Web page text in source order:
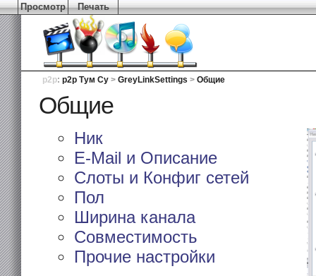
Просмотр Печать
p2p: p2p Тум Су > GreyLinkSettings > Общие
Общие
Ник
E-Mail и Описание
Слоты и Конфиг сетей
Пол
Ширина канала
Совместимость
Прочие настройки